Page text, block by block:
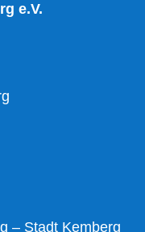
e.V.
– Stadt Kemberg